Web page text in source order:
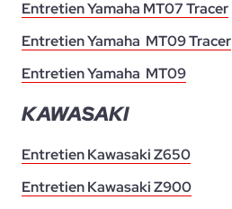
Entretien Yamaha MT07 Tracer
Entretien Yamaha MT09 Tracer
Entretien Yamaha MT09
KAWASAKI
Entretien Kawasaki Z650
Entretien Kawasaki Z900